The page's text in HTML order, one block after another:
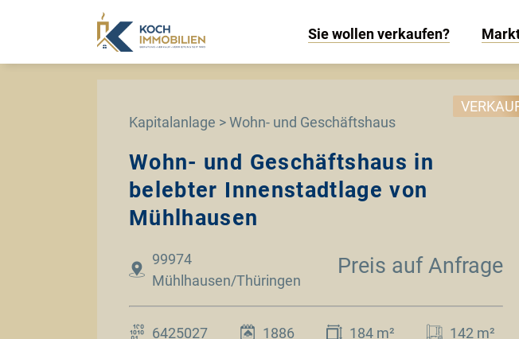
Sie wollen verkaufen?
Kapitalanlage > Wohn- und Geschäftshaus
Wohn- und Geschäftshaus in
belebter Innenstadtlage von
Mühlhausen
99974
Mühlhausen/Thüringen
Preis auf Anfrage
6425027 1886 184 m² 142 m²